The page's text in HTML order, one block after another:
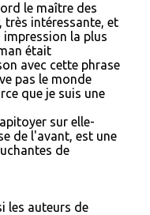
le maître des
très intéressante, et
la plus
était
avec cette phrase
pas le monde
que je suis une
sur elle-
de l'avant, est une
de
les auteurs de